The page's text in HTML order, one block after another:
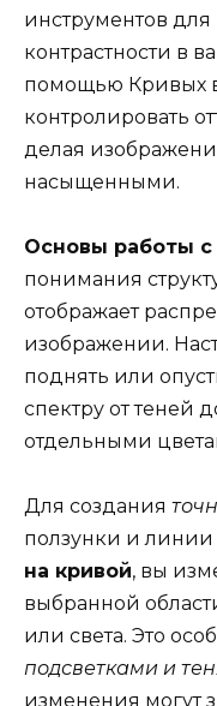
инструментов
контрастности в
помощью Кривых
контролировать
делая
насыщенными.
Основы работы
понимания
отображает
изображении.
поднять или
спектру от теней
отдельными
Для создания
ползунки и линии
на кривой, вы
выбранной
или света. Это
подсветками и
изменения могут